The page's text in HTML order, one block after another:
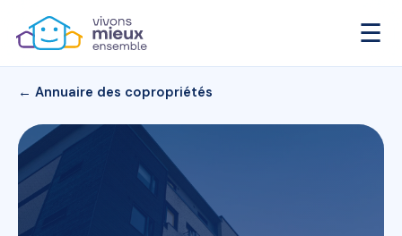
☰
← Annuaire des copropriétés